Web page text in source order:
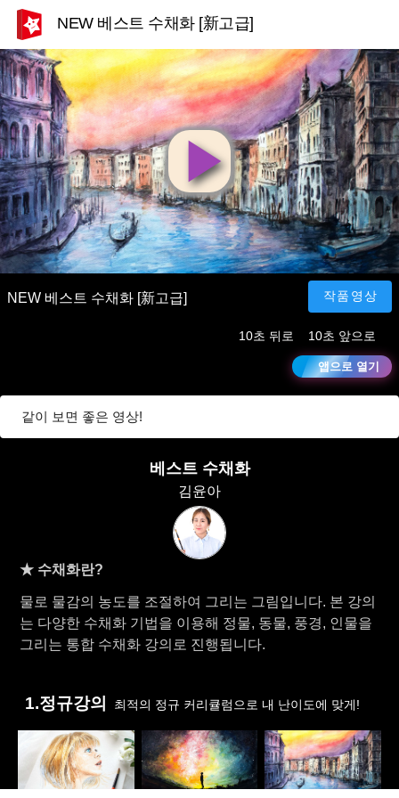
NEW 베스트 수채화 [新고급]
영
상
재
생
NEW 베스트 수채화 [新고급] 작품영상
10초 뒤로 10초 앞으로
앱으로 열기
같이 보면 좋은 영상!
베스트 수채화
김윤아
★ 수채화란?
물로 물감의 농도를 조절하여 그리는 그림입니다. 본 강의
는 다양한 수채화 기법을 이용해 정물, 동물, 풍경, 인물을
그리는 통합 수채화 강의로 진행됩니다.
1.정규강의 최적의 정규 커리큘럼으로 내 난이도에 맞게!